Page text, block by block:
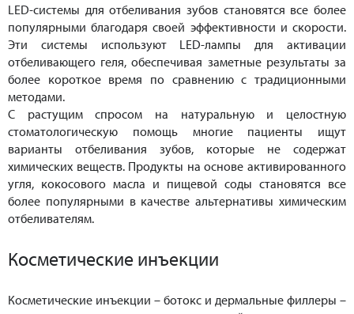
LED-системы для отбеливания зубов становятся все более
популярными благодаря своей эффективности и скорости.
Эти системы используют LED-лампы для активации
отбеливающего геля, обеспечивая заметные результаты за
более короткое время по сравнению с традиционными
методами.
С растущим спросом на натуральную и целостную
стоматологическую помощь многие пациенты ищут
варианты отбеливания зубов, которые не содержат
химических веществ. Продукты на основе активированного
угля, кокосового масла и пищевой соды становятся все
более популярными в качестве альтернативы химическим
отбеливателям.
Косметические инъекции
Косметические инъекции – ботокс и дермальные филлеры –